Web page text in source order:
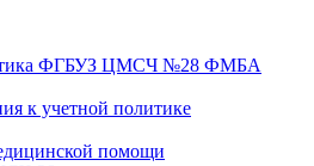
ФГБУЗ ЦМСЧ №28 ФМБА
к учетной политике
помощи